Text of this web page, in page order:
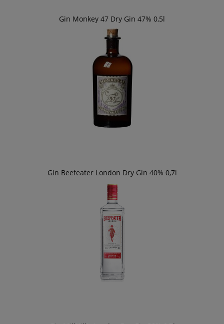
Gin Monkey 47 Dry Gin 47% 0,5l
Gin Beefeater London Dry Gin 40% 0,7l